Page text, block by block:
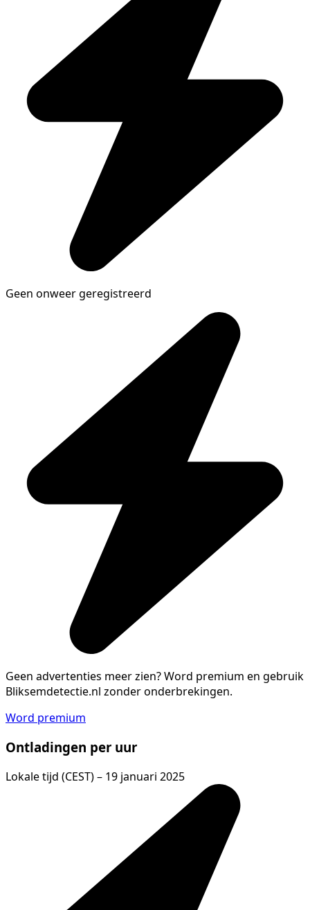
Geen onweer geregistreerd
Geen advertenties meer zien?Word premium en gebruik
Bliksemdetectie.nl zonder onderbrekingen.
Word premium
Ontladingen per uur
Lokale tijd (CEST) – 19 januari 2025